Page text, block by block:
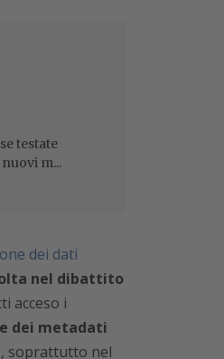
testate
m...
dei dati
nel dibattito
acceso i
dei metadati
, soprattutto nel